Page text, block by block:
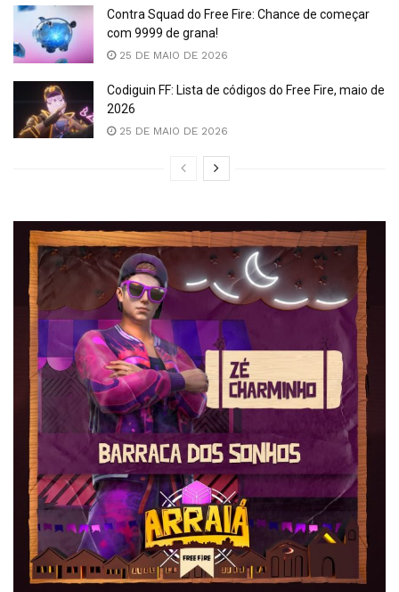
Contra Squad do Free Fire: Chance de começar
com 9999 de grana!
25 DE MAIO DE 2026
Codiguin FF: Lista de códigos do Free Fire, maio de
2026
25 DE MAIO DE 2026